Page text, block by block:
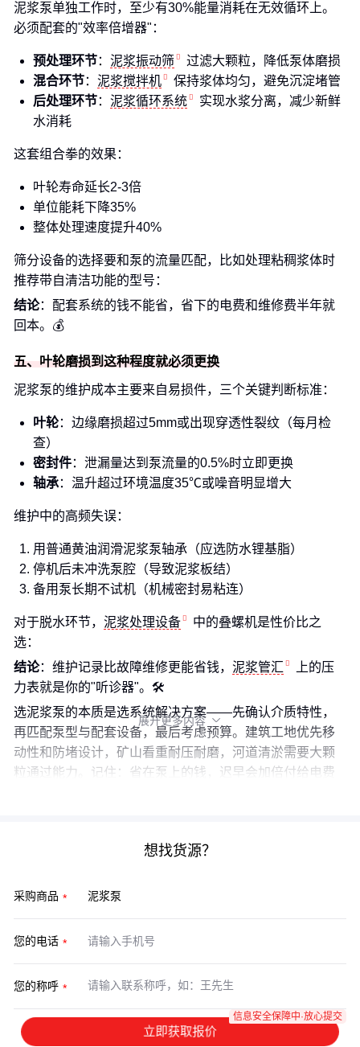
泥浆泵单独工作时，至少有30%能量消耗在无效循环上。
必须配套的"效率倍增器"：
预处理环节： 泥浆振动筛
过滤大颗粒，降低泵体磨损
混合环节： 泥浆搅拌机
保持浆体均匀，避免沉淀堵管
后处理环节： 泥浆循环系统
实现水浆分离，减少新鲜
水消耗
这套组合拳的效果：
叶轮寿命延长2-3倍
单位能耗下降35%
整体处理速度提升40%
筛分设备的选择要和泵的流量匹配，比如处理粘稠浆体时
推荐带自清洁功能的型号：
结论：配套系统的钱不能省，省下的电费和维修费半年就
回本。💰
五、叶轮磨损到这种程度就必须更换
泥浆泵的维护成本主要来自易损件，三个关键判断标准：
叶轮：边缘磨损超过5mm或出现穿透性裂纹（每月检
查）
密封件：泄漏量达到泵流量的0.5%时立即更换
轴承：温升超过环境温度35℃或噪音明显增大
维护中的高频失误：
用普通黄油润滑泥浆泵轴承（应选防水锂基脂）
停机后未冲洗泵腔（导致泥浆板结）
备用泵长期不试机（机械密封易粘连）
对于脱水环节， 泥浆处理设备
中的叠螺机是性价比之
选：
结论：维护记录比故障维修更能省钱， 泥浆管汇
上的压
力表就是你的"听诊器"。🛠️
选泥浆泵的本质是选系统解决方案——先确认介质特性，
再匹配泵型与配套设备，最后考虑预算。建筑工地优先移
动性和防堵设计，矿山看重耐压耐磨，河道清淤需要大颗
粒通过能力。记住：省在泵上的钱，迟早会加倍付给电费
展开更多内容 
想找货源？
采购商品
您的电话
您的称呼
立即获取报价
信息安全保障中·放心提交